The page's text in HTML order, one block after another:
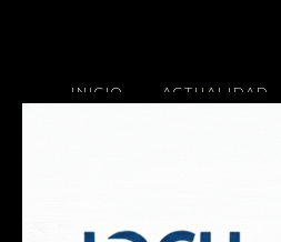
INICIO ACTUALIDAD